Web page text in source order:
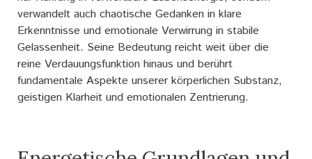
verwandelt auch chaotische Gedanken in klare
Erkenntnisse und emotionale Verwirrung in stabile
Gelassenheit. Seine Bedeutung reicht weit über die
reine Verdauungsfunktion hinaus und berührt
fundamentale Aspekte unserer körperlichen Substanz,
geistigen Klarheit und emotionalen Zentrierung.